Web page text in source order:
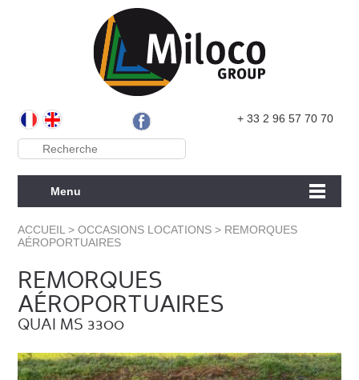
+ 33 2 96 57 70 70
Menu
ACCUEIL >OCCASIONS LOCATIONS > REMORQUES
AÉROPORTUAIRES
REMORQUES
AÉROPORTUAIRES
QUAI MS 3300